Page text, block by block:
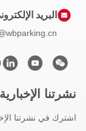
الإخبارية للحصول